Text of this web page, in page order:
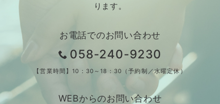
ります。
お電話でのお問い合わせ
058-240-9230
【営業時間】10：30～18：30（予約制／水曜定休）
WEBからのお問い合わせ